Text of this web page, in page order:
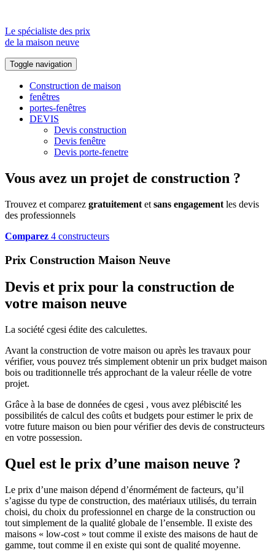
Le spécialiste des prix
de la maison neuve
Toggle navigation
Construction de maison
fenêtres
portes-fenêtres
DEVIS
Devis construction
Devis fenêtre
Devis porte-fenetre
Vous avez un projet de construction ?
Trouvez et comparez gratuitement et sans engagement les devis
des professionnels
Comparez 4 constructeurs
Prix Construction Maison Neuve
Devis et prix pour la construction de
votre maison neuve
La société cgesi édite des calculettes.
Avant la construction de votre maison ou après les travaux pour
vérifier, vous pouvez trés simplement obtenir un prix budget maison
bois ou traditionnelle trés approchant de la valeur réelle de votre
projet.
Grâce à la base de données de cgesi , vous avez plébiscité les
possibilités de calcul des coûts et budgets pour estimer le prix de
votre future maison ou bien pour vérifier des devis de constructeurs
en votre possession.
Quel est le prix d’une maison neuve ?
Le prix d’une maison dépend d’énormément de facteurs, qu’il
s’agisse du type de construction, des matériaux utilisés, du terrain
choisi, du choix du professionnel en charge de la construction ou
tout simplement de la qualité globale de l’ensemble. Il existe des
maisons « low-cost » tout comme il existe des maisons de haut de
gamme, tout comme il en existe qui sont de qualité moyenne.